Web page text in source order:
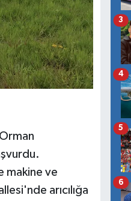
makine ve
arıcılığa
3
4
5
6